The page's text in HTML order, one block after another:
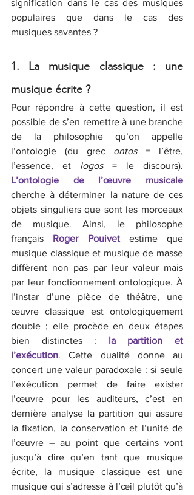
signification dans le cas des musiques
populaires que dans le cas des
musiques savantes ?
1. La musique classique : une
musique écrite ?
Pour répondre à cette question, il est
possible de s’en remettre à une branche
de la philosophie qu’on appelle
l’ontologie (du grec ontos = l’être,
l’essence, et logos
L’ontologie de l’œuvre musicale
cherche à déterminer la nature de ces
objets singuliers que sont les morceaux
de musique. Ainsi, le philosophe
français Roger Pouivet estime que
musique classique et musique de masse
diffèrent non pas par leur valeur mais
par leur fonctionnement ontologique. À
l’instar d’une pièce de théâtre, une
œuvre classique est ontologiquement
double ; elle procède en deux étapes
bien distinctes : la partition et
l’exécution. Cette dualité donne au
concert une valeur paradoxale : si seule
l’exécution permet de faire exister
l’œuvre pour les auditeurs, c’est en
dernière analyse la partition qui assure
la fixation, la conservation et l’unité de
l’œuvre – au point que certains vont
jusqu’à dire qu’en tant que musique
écrite, la musique classique est une
musique qui s’adresse à l’œil plutôt qu’à